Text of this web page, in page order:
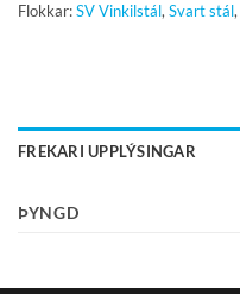
Flokkar:SV Vinkilstál,Svart stál,
FREKARI UPPLÝSINGAR
ÞYNGD